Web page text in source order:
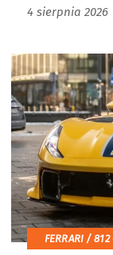
4 sierpnia 2026
FERRARI / 812